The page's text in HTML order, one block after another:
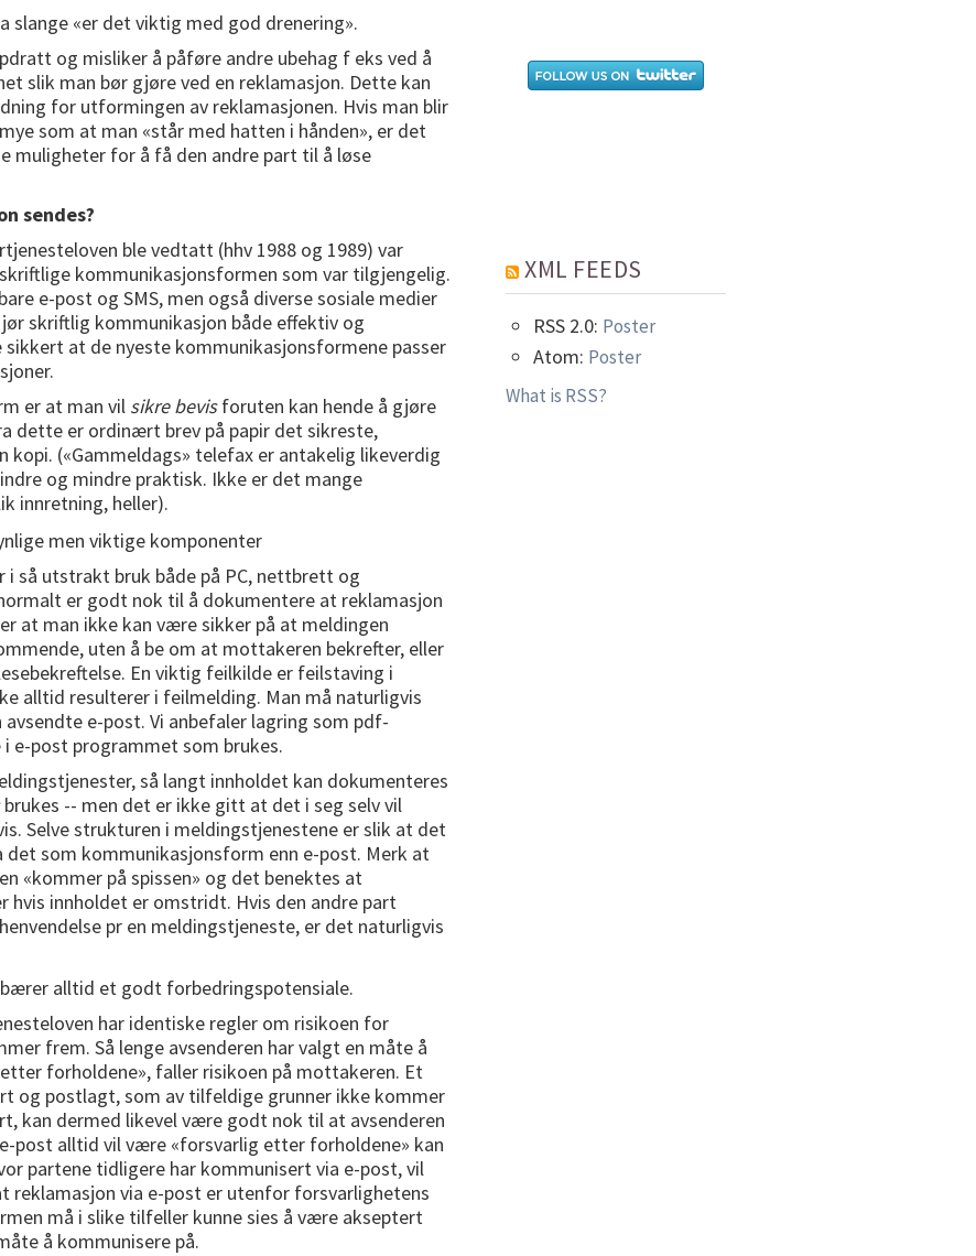
og misliker å påføre andre ubehag f eks ved å
slik man bør gjøre ved en reklamasjon. Dette kan
for utformingen av reklamasjonen. Hvis man blir
som at man «står med hatten i hånden», er det
muligheter for å få den andre part til å løse
sendes?
ble vedtatt (hhv 1988 og 1989) var
kommunikasjonsformen som var tilgjengelig.
e-post og SMS, men også diverse sosiale medier
skriftlig kommunikasjon både effektiv og
at de nyeste kommunikasjonsformene passer
er at man vil sikre bevisforuten kan hende å gjøre
dette er ordinært brev på papir det sikreste,
(«Gammeldags» telefax er antakelig likeverdig
og mindre praktisk. Ikke er det mange
innretning, heller).
i så utstrakt bruk både på PC, nettbrett og
er godt nok til å dokumentere at reklamasjon
at man ikke kan være sikker på at meldingen
uten å be om at mottakeren bekrefter, eller
En viktig feilkilde er feilstaving i
alltid resulterer i feilmelding. Man må naturligvis
e-post. Vi anbefaler lagring som pdf-
e-post programmet som brukes.
så langt innholdet kan dokumenteres
brukes -- men det er ikke gitt at det i seg selv vil
Selve strukturen i meldingstjenestene er slik at det
som kommunikasjonsform enn e-post. Merk at
«kommer på spissen» og det benektes at
hvis innholdet er omstridt. Hvis den andre part
pr en meldingstjeneste, er det naturligvis
har identiske regler om risikoen for
frem. Så lenge avsenderen har valgt en måte å
forholdene», faller risikoen på mottakeren. Et
og postlagt, som av tilfeldige grunner ikke kommer
kan dermed likevel være godt nok til at avsenderen
post alltid vil være «forsvarlig etter forholdene» kan
partene tidligere har kommunisert via e-post, vil
reklamasjon via e-post er utenfor forsvarlighetens
må i slike tilfeller kunne sies å være akseptert
å kommunisere på.
XML FEEDS
RSS 2.0: Poster
Atom: Poster
What is RSS?